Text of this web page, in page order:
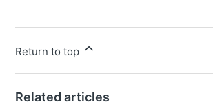
Return to top
Related articles